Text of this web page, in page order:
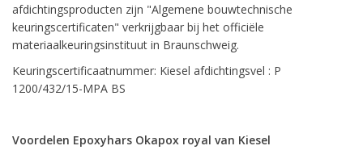
afdichtingsproducten zijn "Algemene bouwtechnische
keuringscertificaten" verkrijgbaar bij het officiële
materiaalkeuringsinstituut in Braunschweig.
Keuringscertificaatnummer: Kiesel afdichtingsvel : P
1200/432/15-MPA BS
Voordelen Epoxyhars Okapox royal van Kiesel